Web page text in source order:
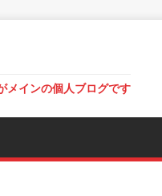
メインの個人ブログです